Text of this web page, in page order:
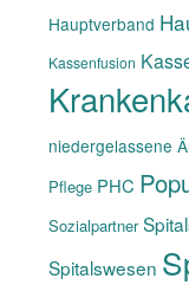
Hauptverband
Kassenfusion
niedergelassene
Pflege PHC
Sozialpartner
Spitalswesen